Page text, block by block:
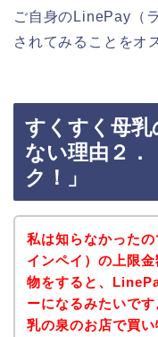
ご自身のLinePay（
されてみることをオ
すくすく母乳
ない理由２．
ク！」
私は知らなかった
インペイ）の上限
物をすると、
ーになるみたいで
乳の泉のお店で買